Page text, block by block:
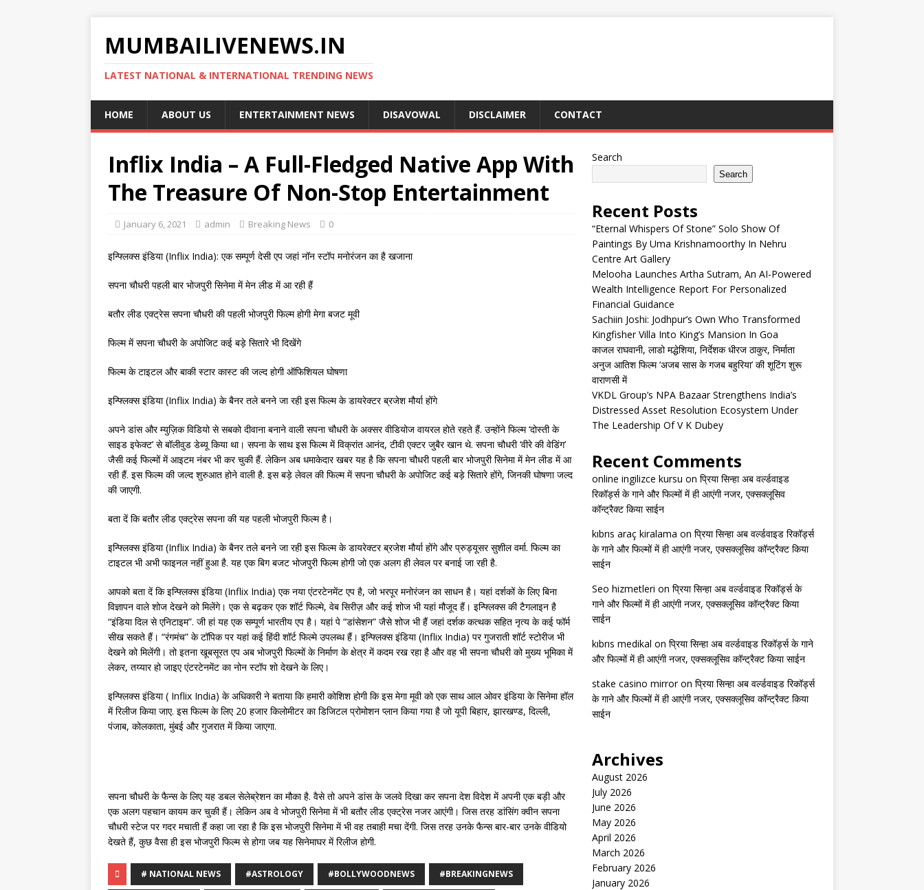
MUMBAILIVENEWS.IN
LATEST NATIONAL & INTERNATIONAL TRENDING NEWS
HOME ABOUT US ENTERTAINMENT NEWS DISAVOWAL DISCLAIMER CONTACT
Inflix India – A Full-Fledged Native App With
The Treasure Of Non-Stop Entertainment
January 6, 2021 admin Breaking News 0
इन्फ्लिक्स इंडिया (Inflix India): एक सम्पूर्ण देसी एप जहां नॉन स्टॉप मनोरंजन का है खजाना
सपना चौधरी पहली बार भोजपुरी सिनेमा में मेन लीड में आ रही हैं
बतौर लीड एक्ट्रेस सपना चौधरी की पहली भोजपुरी फिल्म होगी मेगा बजट मूवी
फिल्म में सपना चौधरी के अपोजिट कई बड़े सितारे भी दिखेंगे
फिल्म के टाइटल और बाकी स्टार कास्ट की जल्द होगी ऑफिशियल घोषणा
इन्फ्लिक्स इंडिया (Inflix India) के बैनर तले बनने जा रही इस फिल्म के डायरेक्टर ब्रजेश मौर्या होंगे
अपने डांस और म्युज़िक विडियो से सबको दीवाना बनाने वाली सपना चौधरी के अक्सर वीडियोज वायरल होते रहते हैं. उन्होंने फिल्म ‘दोस्ती के
साइड इफेक्ट’ से बॉलीवुड डेब्यू किया था। सपना के साथ इस फिल्म में विक्रांत आनंद, टीवी एक्टर जुबैर खान थे. सपना चौधरी ‘वीरे की वेडिंग’
जैसी कई फिल्मों में आइटम नंबर भी कर चुकी हैं. लेकिन अब धमाकेदार खबर यह है कि सपना चौधरी पहली बार भोजपुरी सिनेमा में मेन लीड में आ
रही हैं. इस फिल्म की जल्द शुरुआत होने वाली है. इस बड़े लेवल की फिल्म में सपना चौधरी के अपोजिट कई बड़े सितारे होंगे, जिनकी घोषणा जल्द
की जाएगी.
बता दें कि बतौर लीड एक्ट्रेस सपना की यह पहली भोजपुरी फिल्म है।
इन्फ्लिक्स इंडिया (Inflix India) के बैनर तले बनने जा रही इस फिल्म के डायरेक्टर ब्रजेश मौर्या होंगे और प्रुड्यूसर सुशील वर्मा. फिल्म का
टाइटल भी अभी फाइनल नहीं हुआ है. यह एक बिग बजट भोजपुरी फिल्म होगी जो एक अलग ही लेवल पर बनाई जा रही है.
आपको बता दें कि इन्फ्लिक्स इंडिया (Inflix India) एक नया एंटरटेनमेंट एप है, जो भरपूर मनोरंजन का साधन है। यहां दर्शकों के लिए बिना
विज्ञापन वाले शोज देखने को मिलेंगे। एक से बढ़कर एक शॉर्ट फिल्मे, वेब सिरीज़ और कई शोज भी यहां मौजूद हैं। इन्फ्लिक्स की टैगलाइन है
“इंडिया दिल से एनिटाइम”. जी हां यह एक सम्पूर्ण भारतीय एप है। यहां पे “डांसेशन” जैसे शोज भी हैं जहां दर्शक कत्थक सहित नृत्य के कई फॉर्म
सीख सकते हैं। “रंगमंच” के टॉपिक पर यहां कई हिंदी शॉर्ट फिल्मे उपलब्ध हैं। इन्फ्लिक्स इंडिया (Inflix India) पर गुजराती शॉर्ट स्टोरीज भी
देखने को मिलेंगी। तो इतना खूबसूरत एप अब भोजपुरी फिल्मों के निर्माण के क्षेत्र में कदम रख रहा है और वह भी सपना चौधरी को मुख्य भूमिका में
लेकर, तय्यार हो जाइए एंटरटेनमेंट का नोन स्टॉप शो देखने के लिए।
इन्फ्लिक्स इंडिया ( Inflix India) के अधिकारी ने बताया कि हमारी कोशिश होगी कि इस मेगा मूवी को एक साथ आल ओवर इंडिया के सिनेमा हॉल
में रिलीज किया जाए. इस फिल्म के लिए 20 हजार किलोमीटर का डिजिटल प्रोमोशन प्लान किया गया है जो यूपी बिहार, झारखण्ड, दिल्ली,
पंजाब, कोलकाता, मुंबई और गुजरात में किया जाएगा.
सपना चौधरी के फैन्स के लिए यह डबल सेलेब्रेशन का मौका है. वैसे तो अपने डांस के जलवे दिखा कर सपना देश विदेश में अपनी एक बड़ी और
एक अलग पहचान कायम कर चुकी हैं। लेकिन अब वे भोजपुरी सिनेमा में भी बतौर लीड एक्ट्रेस नजर आएंगी। जिस तरह डांसिंग क्वीन सपना
चौधरी स्टेज पर गदर मचाती हैं कहा जा रहा है कि इस भोजपुरी सिनेमा में भी वह तबाही मचा देंगी. जिस तरह उनके फैन्स बार-बार उनके वीडियो
देखते हैं, कुछ वैसा ही इस भोजपुरी फिल्म से होगा जब यह सिनेमाघर में रिलीज होगी.
# NATIONAL NEWS #ASTROLOGY #BOLLYWOODNEWS #BREAKINGNEWS
Search
Search
Recent Posts
“Eternal Whispers Of Stone” Solo Show Of
Paintings By Uma Krishnamoorthy In Nehru
Centre Art Gallery
Melooha Launches Artha Sutram, An AI-Powered
Wealth Intelligence Report For Personalized
Financial Guidance
Sachiin Joshi: Jodhpur’s Own Who Transformed
Kingfisher Villa Into King’s Mansion In Goa
काजल राघवानी, लाडो मद्धेशिया, निर्देशक धीरज ठाकुर, निर्माता
अनुज आतिश फिल्म ‘अजब सास के गजब बहुरिया’ की शूटिंग शुरू
वाराणसी में
VKDL Group’s NPA Bazaar Strengthens India’s
Distressed Asset Resolution Ecosystem Under
The Leadership Of V K Dubey
Recent Comments
online ingilizce kursu on प्रिया सिन्हा अब वर्ल्डवाइड
रिकॉर्ड्स के गाने और फिल्मों में ही आएंगी नजर, एक्सक्लूसिव
कॉन्ट्रैक्ट किया साईन
kıbrıs araç kiralama on प्रिया सिन्हा अब वर्ल्डवाइड रिकॉर्ड्स
के गाने और फिल्मों में ही आएंगी नजर, एक्सक्लूसिव कॉन्ट्रैक्ट किया
साईन
Seo hizmetleri on प्रिया सिन्हा अब वर्ल्डवाइड रिकॉर्ड्स के
गाने और फिल्मों में ही आएंगी नजर, एक्सक्लूसिव कॉन्ट्रैक्ट किया
साईन
kıbrıs medikal on प्रिया सिन्हा अब वर्ल्डवाइड रिकॉर्ड्स के गाने
और फिल्मों में ही आएंगी नजर, एक्सक्लूसिव कॉन्ट्रैक्ट किया साईन
stake casino mirroron प्रिया सिन्हा अब वर्ल्डवाइड रिकॉर्ड्स
के गाने और फिल्मों में ही आएंगी नजर, एक्सक्लूसिव कॉन्ट्रैक्ट किया
साईन
Archives
August 2026
July 2026
June 2026
May 2026
April 2026
March 2026
February 2026
January 2026